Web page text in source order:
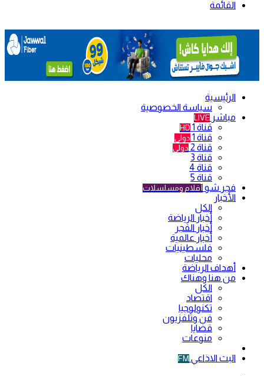
القائمة
الرئيسية
سياسة الخصوصية
مباشر LIVE
قناة 1 HD
قناة 1 دولي
قناة 2 دولي
قناة 3
قناة 4
قناة 5
فجر شو أفلام ومسلسلات
الأخبار
الكل
أخبار الرياضة
أخبار الفجر
أخبار عالمية
فلسطينيات
محليات
أهداف الرياضة
من هنا وهناك
الكل
اقتصاد
تكنولوجيا
فن وتلفزيون
قضايا
منوعات
البث الاذاعي FM